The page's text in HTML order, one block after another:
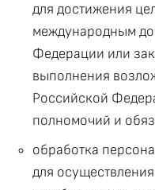
для достижения
международным
Федерации или
выполнения
Российской
полномочий и
обработка
для